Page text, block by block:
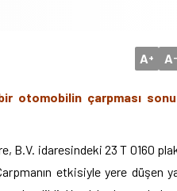
A+ A-
bir otomobilin çarpması
B.V. idaresindeki 23 T 0160
etkisiyle yere düşen